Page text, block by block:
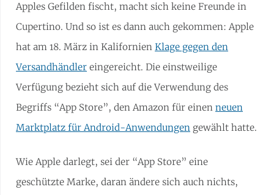
Apples Gefilden fischt, macht sich keine Freunde in
Cupertino. Und so ist es dann auch gekommen: Apple
hat am 18. März in KalifornienKlage gegen den
Versandhändler eingereicht. Die einstweilige
Verfügung bezieht sich auf die Verwendung des
Begriffs “App Store”, den Amazon für einenneuen
Marktplatz für Android-Anwendungen gewählt hatte.
Wie Apple darlegt, sei der “App Store” eine
geschützte Marke, daran ändere sich auch nichts,